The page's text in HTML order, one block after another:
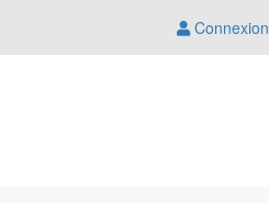
Connexion